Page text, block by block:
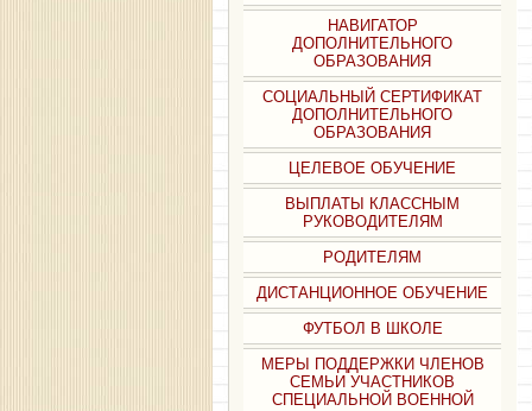
НАВИГАТОР
ДОПОЛНИТЕЛЬНОГО
ОБРАЗОВАНИЯ
СОЦИАЛЬНЫЙ СЕРТИФИКАТ
ДОПОЛНИТЕЛЬНОГО
ОБРАЗОВАНИЯ
ЦЕЛЕВОЕ ОБУЧЕНИЕ
ВЫПЛАТЫ КЛАССНЫМ
РУКОВОДИТЕЛЯМ
РОДИТЕЛЯМ
ДИСТАНЦИОННОЕ ОБУЧЕНИЕ
ФУТБОЛ В ШКОЛЕ
МЕРЫ ПОДДЕРЖКИ ЧЛЕНОВ
СЕМЬИ УЧАСТНИКОВ
СПЕЦИАЛЬНОЙ ВОЕННОЙ